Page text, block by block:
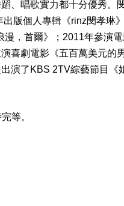
、唱歌實力都十分優秀。
版個人專輯《rinz閔孝琳
，首爾》；2011年參演
喜劇電影《五百萬美元的
演了KBS 2TV綜藝節目《
等。